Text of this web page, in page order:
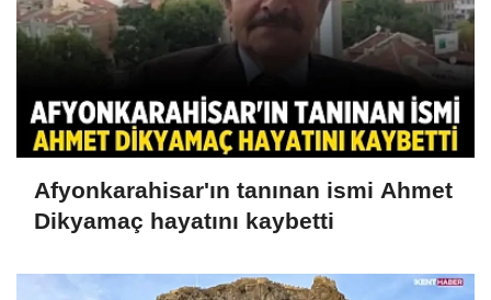
Afyonkarahisar'ın tanınan ismi Ahmet
Dikyamaç hayatını kaybetti